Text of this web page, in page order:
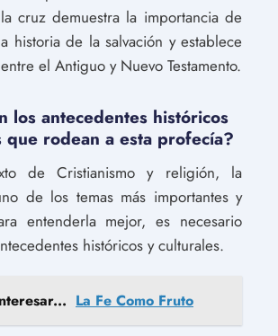
cruz demuestra la importancia de
historia de la salvación y establece
el Antiguo y Nuevo Testamento.
los antecedentes históricos
que rodean a esta profecía?
de Cristianismo y religión, la
de los temas más importantes y
entenderla mejor, es necesario
históricos y culturales.
La Fe Como Fruto